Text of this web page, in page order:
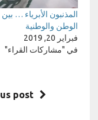
المذنبون الأبرياء … بين
الوطن والوطنية
فبراير 20, 2019
في "مشاركات القراء"
post